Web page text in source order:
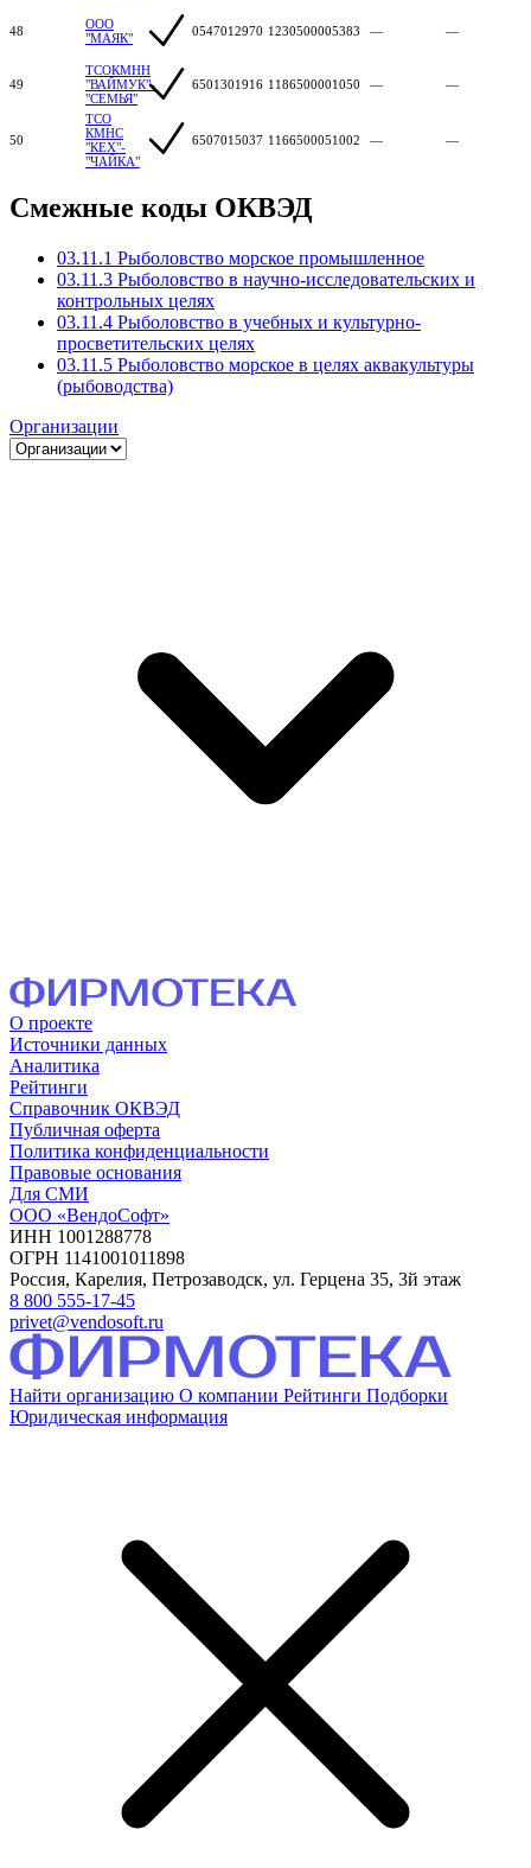
48
ООО
"МАЯК"
0547012970 1230500005383 — —
49
ТСОКМНН
"ВАЙМУК"-
"СЕМЬЯ"
6501301916 1186500001050 — —
50
ТСО
КМНС
"КЕХ"-
"ЧАЙКА"
6507015037 1166500051002 — —
Смежные коды ОКВЭД
03.11.1 Рыболовство морское промышленное
03.11.3 Рыболовство в научно-исследовательских и
контрольных целях
03.11.4 Рыболовство в учебных и культурно-
просветительских целях
03.11.5 Рыболовство морское в целях аквакультуры
(рыбоводства)
Организации
О проекте
Источники данных
Аналитика
Рейтинги
Справочник ОКВЭД
Публичная оферта
Политика конфиденциальности
Правовые основания
Для СМИ
ООО «ВендоСофт»
ИНН 1001288778
ОГРН 1141001011898
Россия, Карелия, Петрозаводск, ул. Герцена 35, 3й этаж
8 800 555-17-45
privet@vendosoft.ru
Найти организацию О компании Рейтинги Подборки
Юридическая информация